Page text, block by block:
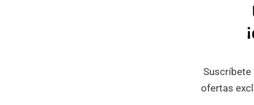
Suscríbete
ofertas